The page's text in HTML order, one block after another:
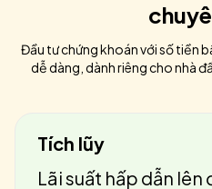
Đầu tư chứng khoán với số tiền
dễ dàng, dành riêng cho nhà
Tích lũy
Lãi suất hấp dẫn lên